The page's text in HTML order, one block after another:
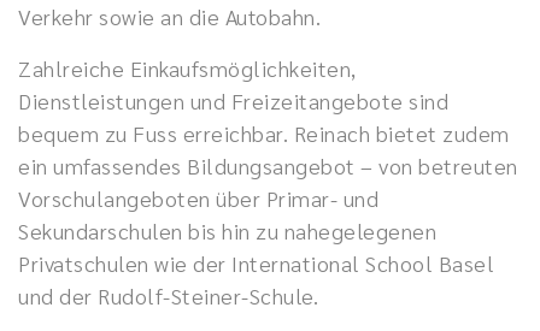
Verkehr sowie an die Autobahn.
Zahlreiche Einkaufsmöglichkeiten,
Dienstleistungen und Freizeitangebote sind
bequem zu Fuss erreichbar. Reinach bietet zudem
ein umfassendes Bildungsangebot – von betreuten
Vorschulangeboten über Primar- und
Sekundarschulen bis hin zu nahegelegenen
Privatschulen wie der International School Basel
und der Rudolf-Steiner-Schule.